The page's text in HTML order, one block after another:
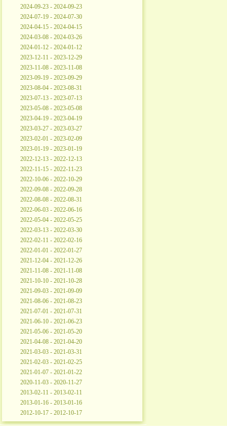
2024-09-23 - 2024-09-23
2024-07-19 - 2024-07-30
2024-04-15 - 2024-04-15
2024-03-08 - 2024-03-26
2024-01-12 - 2024-01-12
2023-12-11 - 2023-12-29
2023-11-08 - 2023-11-08
2023-09-19 - 2023-09-29
2023-08-04 - 2023-08-31
2023-07-13 - 2023-07-13
2023-05-08 - 2023-05-08
2023-04-19 - 2023-04-19
2023-03-27 - 2023-03-27
2023-02-01 - 2023-02-09
2023-01-19 - 2023-01-19
2022-12-13 - 2022-12-13
2022-11-15 - 2022-11-23
2022-10-06 - 2022-10-29
2022-09-08 - 2022-09-28
2022-08-08 - 2022-08-31
2022-06-03 - 2022-06-16
2022-05-04 - 2022-05-25
2022-03-13 - 2022-03-30
2022-02-11 - 2022-02-16
2022-01-01 - 2022-01-27
2021-12-04 - 2021-12-26
2021-11-08 - 2021-11-08
2021-10-10 - 2021-10-28
2021-09-03 - 2021-09-09
2021-08-06 - 2021-08-23
2021-07-01 - 2021-07-31
2021-06-10 - 2021-06-23
2021-05-06 - 2021-05-20
2021-04-08 - 2021-04-20
2021-03-03 - 2021-03-31
2021-02-03 - 2021-02-25
2021-01-07 - 2021-01-22
2020-11-03 - 2020-11-27
2013-02-11 - 2013-02-11
2013-01-16 - 2013-01-16
2012-10-17 - 2012-10-17